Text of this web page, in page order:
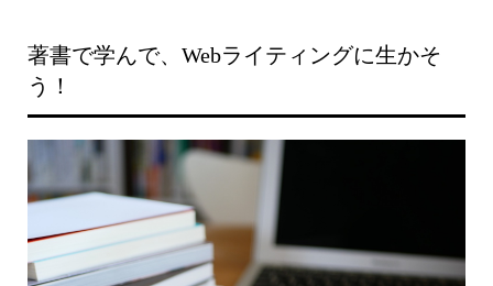
著書で学んで、Webライティングに生かそ
う！